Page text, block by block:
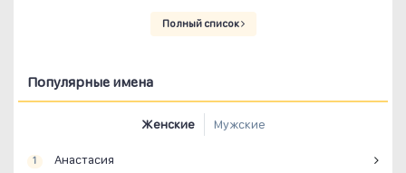
Полный список
Популярные имена
Женские Мужские
1 Анастасия